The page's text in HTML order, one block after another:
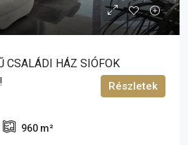
CSALÁDI HÁZ SIÓFOK
960 m²
Részletek